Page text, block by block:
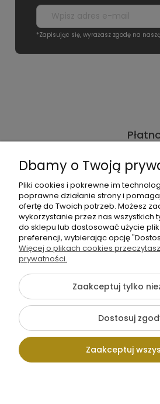
*Zapisując się, wyrażasz zgodę na naszą
Pokaż pełną
Sklep internetowy
Dbamy o Twoją
Pliki cookies i pokrewne im
poprawne działanie strony i
ofertę do Twoich potrzeb. Możesz
wykorzystanie przez nas wszystkich
do sklepu lub dostosować użycie
preferencji, wybierając opcję
Więcej o plikach cookies
prywatności.
Zaakceptuj tylko
Dostosuj
Zaakceptuj